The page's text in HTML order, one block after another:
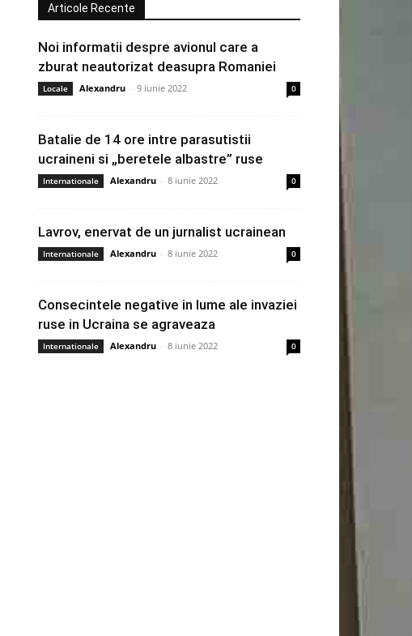
Articole Recente
Noi informatii despre avionul care a
zburat neautorizat deasupra Romaniei
Locale Alexandru - 9 iunie 2022 0
Batalie de 14 ore intre parasutistii
ucraineni si „beretele albastre” ruse
Internationale Alexandru - 8 iunie 2022 0
Lavrov, enervat de un jurnalist ucrainean
Internationale Alexandru - 8 iunie 2022 0
Consecintele negative in lume ale invaziei
ruse in Ucraina se agraveaza
Internationale Alexandru - 8 iunie 2022 0